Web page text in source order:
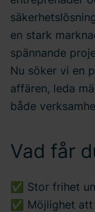
en stark
spännande
Nu söker vi en
affären, leda
både
Vad får
✅ Stor frihet
✅ Möjlighet